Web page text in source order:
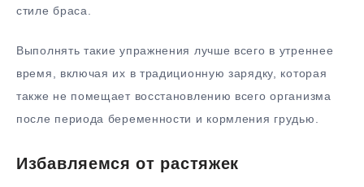
стиле браса.
Выполнять такие упражнения лучше всего в утреннее
время, включая их в традиционную зарядку, которая
также не помещает восстановлению всего организма
после периода беременности и кормления грудью.
Избавляемся от растяжек